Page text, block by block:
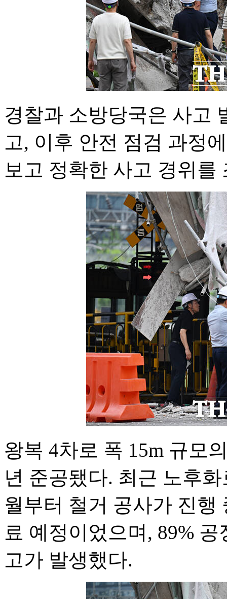
경찰과 소방당국은 사고
고, 이후 안전 점검 과정
보고 정확한 사고 경위를
왕복 4차로 폭 15m 규모
년 준공됐다. 최근 노후
월부터 철거 공사가 진행
료 예정이었으며, 89%
고가 발생했다.